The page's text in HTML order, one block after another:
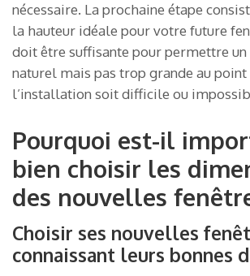
nécessaire. La prochaine étape
la hauteur idéale pour votre future
doit être suffisante pour permettre
naturel mais pas trop grande au point
l’installation soit difficile ou
Pourquoi est-il
bien choisir les
des nouvelles
Choisir ses nouvelles
connaissant leurs bonnes